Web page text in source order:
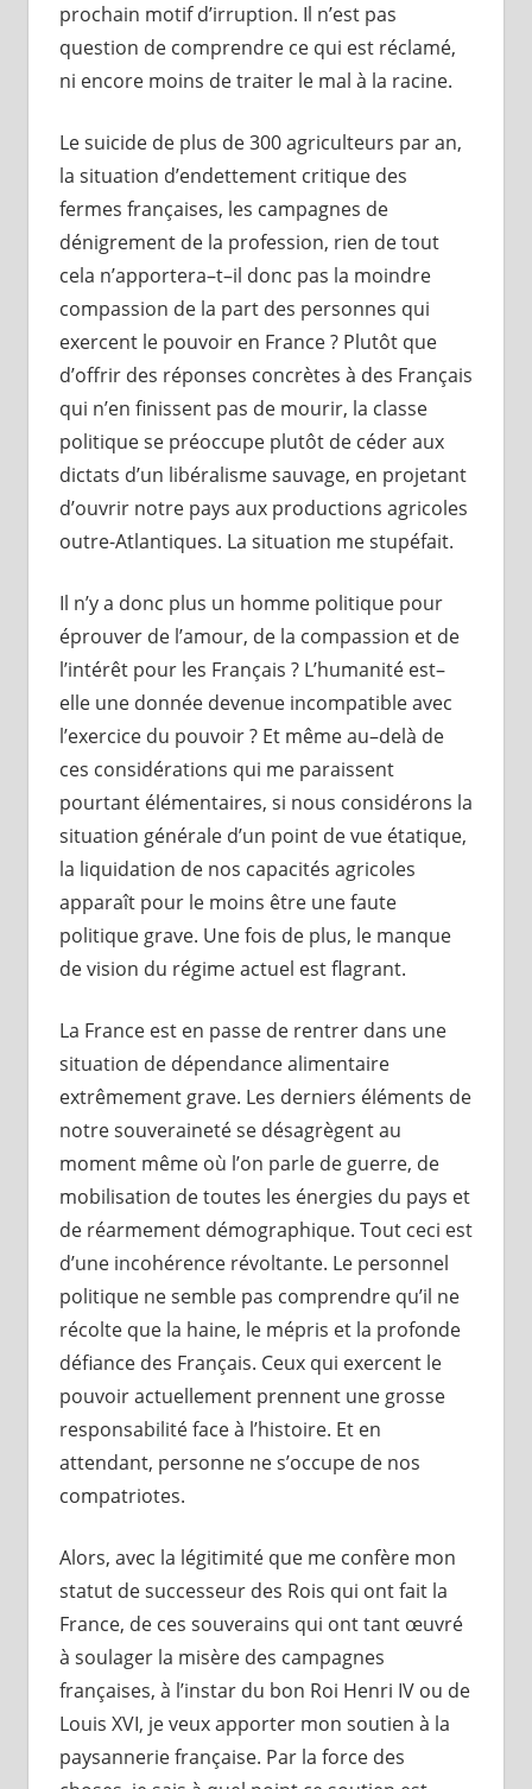
prochain motif d’irruption. Il n’est pas
question de comprendre ce qui est réclamé,
ni encore moins de traiter le mal à la racine.
Le suicide de plus de 300 agriculteurs par an,
la situation d’endettement critique des
fermes françaises, les campagnes de
dénigrement de la profession, rien de tout
cela n’apportera–t–il donc pas la moindre
compassion de la part des personnes qui
exercent le pouvoir en France ? Plutôt que
d’offrir des réponses concrètes à des Français
qui n’en finissent pas de mourir, la classe
politique se préoccupe plutôt de céder aux
dictats d’un libéralisme sauvage, en projetant
d’ouvrir notre pays aux productions agricoles
outre-Atlantiques. La situation me stupéfait.
Il n’y a donc plus un homme politique pour
éprouver de l’amour, de la compassion et de
l’intérêt pour les Français ? L’humanité est–
elle une donnée devenue incompatible avec
l’exercice du pouvoir ? Et même au–delà de
ces considérations qui me paraissent
pourtant élémentaires, si nous considérons la
situation générale d’un point de vue étatique,
la liquidation de nos capacités agricoles
apparaît pour le moins être une faute
politique grave. Une fois de plus, le manque
de vision du régime actuel est flagrant.
La France est en passe de rentrer dans une
situation de dépendance alimentaire
extrêmement grave. Les derniers éléments de
notre souveraineté se désagrègent au
moment même où l’on parle de guerre, de
mobilisation de toutes les énergies du pays et
de réarmement démographique. Tout ceci est
d’une incohérence révoltante. Le personnel
politique ne semble pas comprendre qu’il ne
récolte que la haine, le mépris et la profonde
défiance des Français. Ceux qui exercent le
pouvoir actuellement prennent une grosse
responsabilité face à l’histoire. Et en
attendant, personne ne s’occupe de nos
compatriotes.
Alors, avec la légitimité que me confère mon
statut de successeur des Rois qui ont fait la
France, de ces souverains qui ont tant œuvré
à soulager la misère des campagnes
françaises, à l’instar du bon Roi Henri IV ou de
Louis XVI, je veux apporter mon soutien à la
paysannerie française. Par la force des